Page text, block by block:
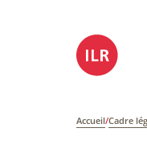
Accueil/Cadre